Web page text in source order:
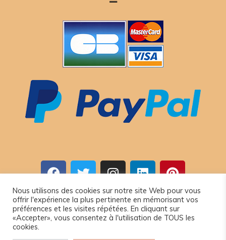
© 2024 www.camel-idee.com.
Nous utilisons des cookies sur notre site Web pour vous
offrir l'expérience la plus pertinente en mémorisant vos
préférences et les visites répétées. En cliquant sur
«Accepter», vous consentez à l'utilisation de TOUS les
cookies.